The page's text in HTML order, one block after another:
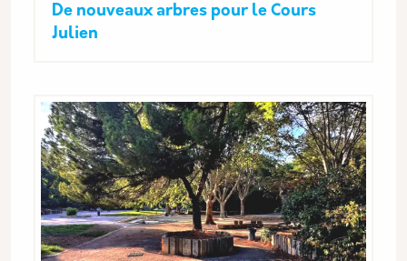
De nouveaux arbres pour le Cours
Julien